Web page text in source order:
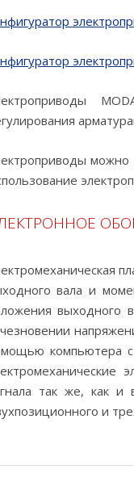
можно
вала и
выходного
компьютера с
так же, как и
и